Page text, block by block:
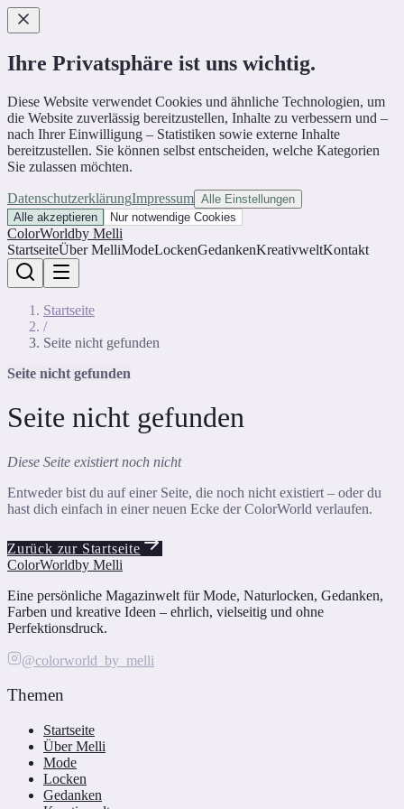
Ihre Privatsphäre ist uns wichtig.
Diese Website verwendet Cookies und ähnliche Technologien, um
die Website zuverlässig bereitzustellen, Inhalte zu verbessern und –
nach Ihrer Einwilligung – Statistiken sowie externe Inhalte
bereitzustellen. Sie können selbst entscheiden, welche Kategorien
Sie zulassen möchten.
DatenschutzerklärungImpressum Alle Einstellungen
Alle akzeptieren
Nur notwendige Cookies
ColorWorldby Melli
StartseiteÜber MelliModeLockenGedankenKreativweltKontakt
Startseite
/
Seite nicht gefunden
Seite nicht gefunden
Seite nicht gefunden
Diese Seite existiert noch nicht
Entweder bist du auf einer Seite, die noch nicht existiert – oder du
hast dich einfach in einer neuen Ecke der ColorWorld verlaufen.
Zurück zur Startseite
ColorWorldby Melli
Eine persönliche Magazinwelt für Mode, Naturlocken, Gedanken,
Farben und kreative Ideen – ehrlich, vielseitig und ohne
Perfektionsdruck.
@colorworld_by_melli
Themen
Startseite
Über Melli
Mode
Locken
Gedanken